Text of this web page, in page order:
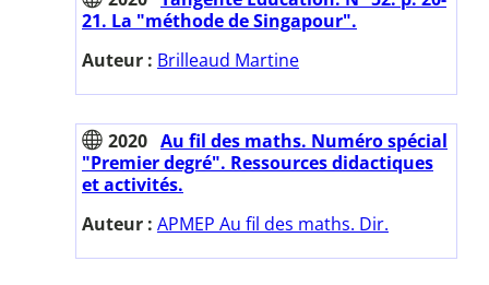
21. La "méthode de Singapour".
Auteur : Brilleaud Martine
2020 Au fil des maths. Numéro spécial
"Premier degré". Ressources didactiques
et activités.
Auteur : APMEP Au fil des maths. Dir.